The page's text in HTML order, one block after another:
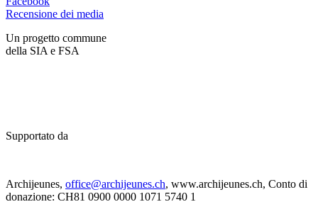
Recensione dei media
Un progetto commune
della SIA e FSA
Supportato da
Archijeunes, office@archijeunes.ch, www.archijeunes.ch, Conto di
donazione: CH81 0900 0000 1071 5740 1